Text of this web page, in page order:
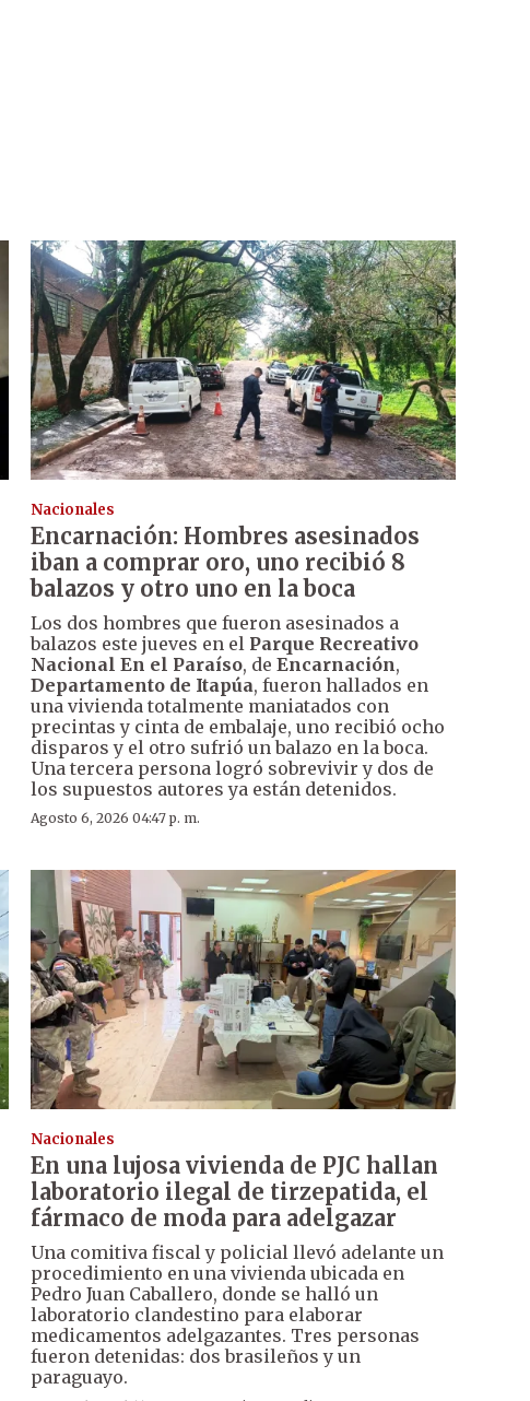
Nacionales
Encarnación: Hombres asesinados
iban a comprar oro, uno recibió 8
balazos y otro uno en la boca
Los dos hombres que fueron asesinados a
balazos este jueves en el Parque Recreativo
Nacional En el Paraíso, de Encarnación,
Departamento de Itapúa, fueron hallados en
una vivienda totalmente maniatados con
precintas y cinta de embalaje, uno recibió ocho
disparos y el otro sufrió un balazo en la boca.
Una tercera persona logró sobrevivir y dos de
los supuestos autores ya están detenidos.
Agosto 6, 2026 04:47 p. m.
Nacionales
En una lujosa vivienda de PJC hallan
laboratorio ilegal de tirzepatida, el
fármaco de moda para adelgazar
Una comitiva fiscal y policial llevó adelante un
procedimiento en una vivienda ubicada en
Pedro Juan Caballero, donde se halló un
laboratorio clandestino para elaborar
medicamentos adelgazantes. Tres personas
fueron detenidas: dos brasileños y un
paraguayo.